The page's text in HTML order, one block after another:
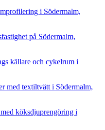
i Södermalm,
på Södermalm,
källare och cykelrum i
med textiltvätt i Södermalm,
köksdjuprengöring i